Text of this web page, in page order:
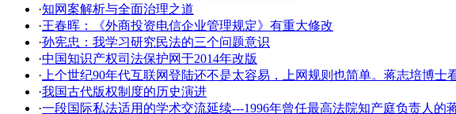
·知网案解析与全面治理之道
·王春晖：《外商投资电信企业管理规定》有重大修改
·孙宪忠：我学习研究民法的三个问题意识
·中国知识产权司法保护网于2014年改版
· 上个世纪90年代互联网登陆还不是太容易，上网规则也简单。蒋志培博士
·我国古代版权制度的历史演进
·一段国际私法适用的学术交流延续---1996年曾任最高法院知产庭负责人的